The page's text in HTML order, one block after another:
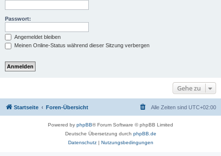
Passwort:
Angemeldet bleiben
Meinen Online-Status während dieser Sitzung verbergen
Gehe zu
Startseite Foren-Übersicht Alle Zeiten sind UTC+02:00
Powered by phpBB® Forum Software © phpBB Limited
Deutsche Übersetzung durch phpBB.de
Datenschutz| Nutzungsbedingungen